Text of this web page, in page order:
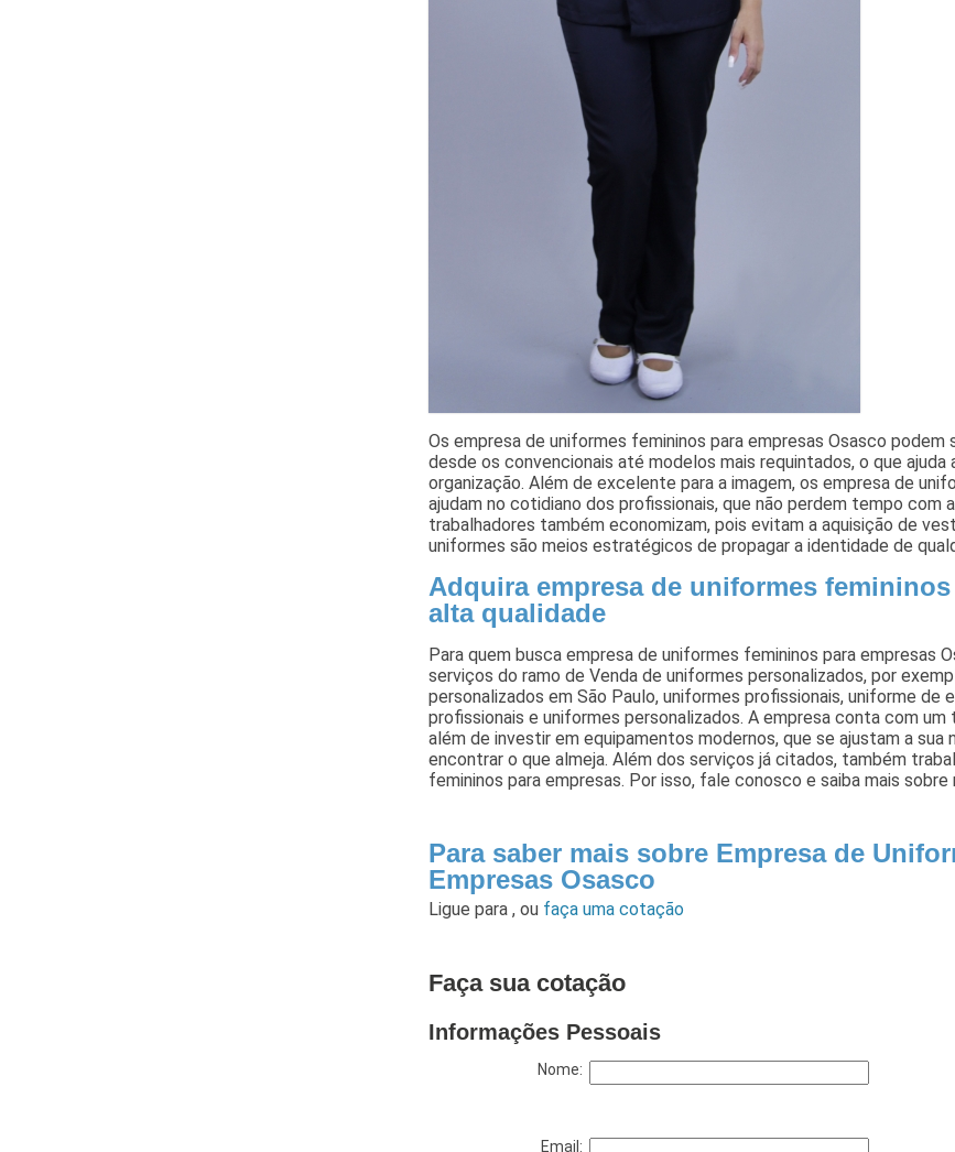
Os empresa de uniformes femininos para empresas Osasco
desde os convencionais até modelos mais requintados, o que
organização. Além de excelente para a imagem, os empresa de
ajudam no cotidiano dos profissionais, que não perdem tempo com
trabalhadores também economizam, pois evitam a aquisição de
uniformes são meios estratégicos de propagar a identidade de
Adquira empresa de uniformes
alta qualidade
Para quem busca empresa de uniformes femininos para empresas
serviços do ramo de Venda de uniformes personalizados, por
personalizados em São Paulo, uniformes profissionais, uniforme de
profissionais e uniformes personalizados. A empresa conta com
além de investir em equipamentos modernos, que se ajustam a
encontrar o que almeja. Além dos serviços já citados, também
femininos para empresas. Por isso, fale conosco e saiba mais
Para saber mais sobre Empresa de
Empresas Osasco
Ligue para,ou faça uma cotação
Faça sua cotação
Informações Pessoais
Nome:
Email: